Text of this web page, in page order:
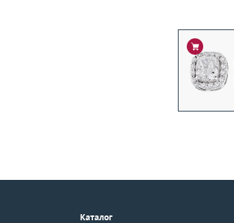
г. Москва, Тихвинский пер., д. 7,
Каталог